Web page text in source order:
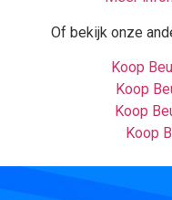
Of bekijk onze
Koop
Koop
Koop
Koop